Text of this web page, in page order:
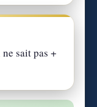
sait pas +